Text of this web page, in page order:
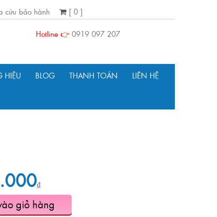
cứu bảo hành
[ 0 ]
Hotline 👉 0919 097 207
HIỆU BLOG THANH TOÁN LIÊN HỆ
₫
giỏ hàng